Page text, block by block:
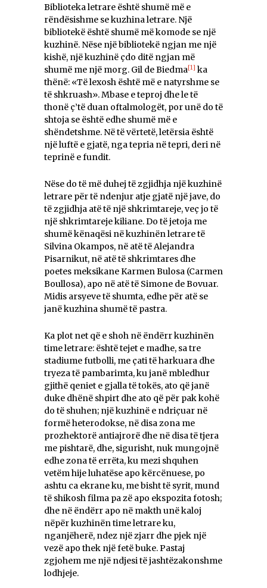
Biblioteka letrare është shumë më e
rëndësishme se kuzhina letrare. Një
bibliotekë është shumë më komode se një
kuzhinë. Nëse një bibliotekë ngjan me një
kishë, një kuzhinë çdo ditë ngjan më
shumë me një morg. Gil de Biedma[1] ka
thënë: «Të lexosh është më e natyrshme se
të shkruash». Mbase e teproj dhe le të
thonë ç’të duan oftalmologët, por unë do të
shtoja se është edhe shumë më e
shëndetshme. Në të vërtetë, letërsia është
një luftë e gjatë, nga tepria në tepri, deri në
teprinë e fundit.
Nëse do të më duhej të zgjidhja një kuzhinë
letrare për të ndenjur atje gjatë një jave, do
të zgjidhja atë të një shkrimtareje, veç jo të
një shkrimtareje kiliane. Do të jetoja me
shumë kënaqësi në kuzhinën letrare të
Silvina Okampos, në atë të Alejandra
Pisarnikut, në atë të shkrimtares dhe
poetes meksikane Karmen Bulosa (Carmen
Boullosa), apo në atë të Simone de Bovuar.
Midis arsyeve të shumta, edhe për atë se
janë kuzhina shumë të pastra.
Ka plot net që e shoh në ëndërr kuzhinën
time letrare: është tejet e madhe, sa tre
stadiume futbolli, me çati të harkuara dhe
tryeza të pambarimta, ku janë mbledhur
gjithë qeniet e gjalla të tokës, ato që janë
duke dhënë shpirt dhe ato që për pak kohë
do të shuhen; një kuzhinë e ndriçuar në
formë heterodokse, në disa zona me
prozhektorë antiajrorë dhe në disa të tjera
me pishtarë, dhe, sigurisht, nuk mungojnë
edhe zona të errëta, ku mezi shquhen
vetëm hije luhatëse apo kërcënuese, po
ashtu ca ekrane ku, me bisht të syrit, mund
të shikosh filma pa zë apo ekspozita fotosh;
dhe në ëndërr apo në makth unë kaloj
nëpër kuzhinën time letrare ku,
nganjëherë, ndez një zjarr dhe pjek një
vezë apo thek një fetë buke. Pastaj
zgjohem me një ndjesi të jashtëzakonshme
lodhjeje.